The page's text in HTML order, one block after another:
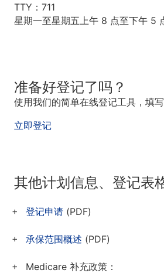
TTY：711
星期一至星期五上午 8 点至下午 5
准备好登记了吗？
使用我们的简单在线登记工具，填写
立即登记
其他计划信息、登记表
登记申请 (PDF)
承保范围概述 (PDF)
Medicare 补充政策：